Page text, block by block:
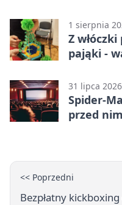
1 sierpnia
Z
pająki -
31 lipca 2026
Spider-
przed
<< Poprzedni
Bezpłatny